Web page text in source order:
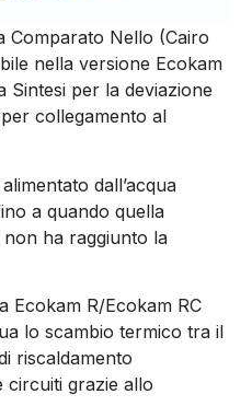
Comparato Nello (Cairo
nella versione Ecokam
Sintesi per la deviazione
collegamento al
dall’acqua
a quando quella
ha raggiunto la
Ecokam R/Ecokam RC
lo scambio termico tra il
riscaldamento
circuiti grazie allo